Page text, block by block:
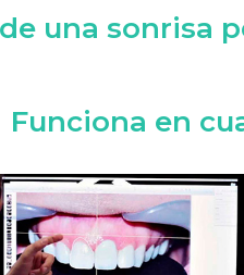
una sonrisa
Funciona en